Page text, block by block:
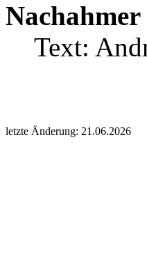
Text:
letzte Änderung: 21.06.2026